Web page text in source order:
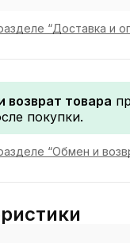
“Доставка и
возврат товара
покупки.
“Обмен и